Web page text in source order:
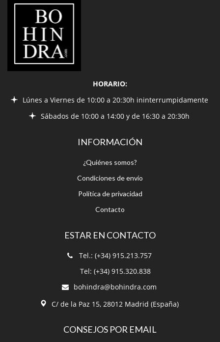
LIBRERÍA
BOHINDRA
HORARIO:
Lúnes a Viernes de 10:00 a 20:30h ininterrumpidamente
Sábados de 10:00 a 14:00 y de 16:30 a 20:30h
INFORMACIÓN
¿Quiénes somos?
Condiciones de envío
Política de privacidad
Contacto
ESTAR EN CONTACTO
Tel.: (+34) 915.213.757
Tel: (+34) 915.320.838
bohindra@bohindra.com
C/ de la Paz 15, 28012 Madrid (España)
CONSEJOS POR EMAIL